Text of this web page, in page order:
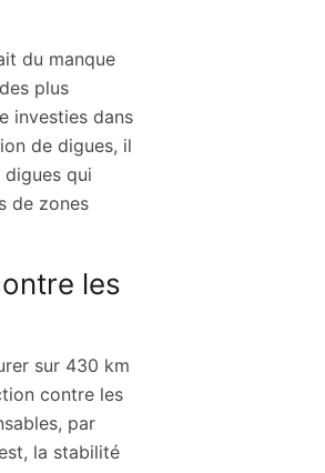
du manque
plus
investies dans
de digues, il
digues qui
de zones
les
sur 430 km
contre les
par
la stabilité